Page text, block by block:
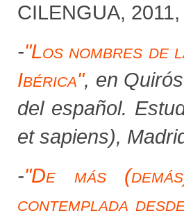
CILENGUA,
-"Los nombres de
Ibérica", en
del español.
et sapiens),
-"De más
contemplada